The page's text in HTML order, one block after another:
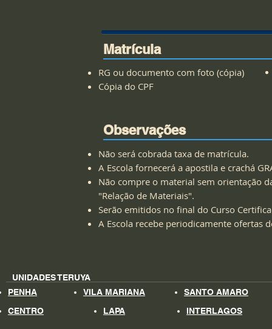
Matrícula
RG ou documento com foto (cópia)
Cópia do CPF
Observações
Não será cobrada taxa de matrícula.
A Escola fornecerá a apostila e crachá
Não compre o material sem orientação
"Relação de Materiais".
Serão emitidos no final do Curso
A Escola recebe periodicamente ofertas
UNIDADES TERUYA
PENHA
VILA MARIANA
SANTO AMARO
CENTRO
LAPA INTERLAGOS